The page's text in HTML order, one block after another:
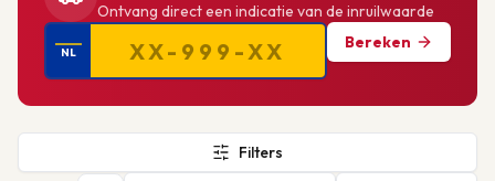
Ontvang direct een indicatie van de inruilwaarde
NL
Bereken
Filters